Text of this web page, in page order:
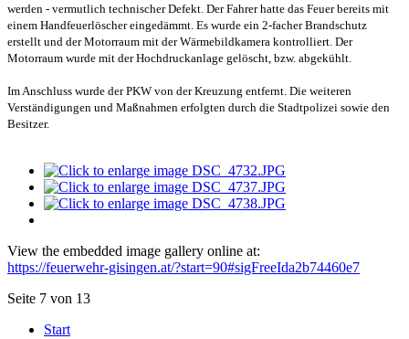
werden - vermutlich technischer Defekt. Der Fahrer hatte das Feuer bereits mit
einem Handfeuerlöscher eingedämmt. Es wurde ein 2-facher Brandschutz
erstellt und der Motorraum mit der Wärmebildkamera kontrolliert. Der
Motorraum wurde mit der Hochdruckanlage gelöscht, bzw. abgekühlt.
Im Anschluss wurde der PKW von der Kreuzung entfernt. Die weiteren
Verständigungen und Maßnahmen erfolgten durch die Stadtpolizei sowie den
Besitzer.
View the embedded image gallery online at:
https://feuerwehr-gisingen.at/?start=90#sigFreeIda2b74460e7
Seite 7 von 13
Start